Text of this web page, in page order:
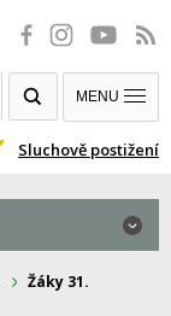
Sluchově postižení
MENU
Žáky 31.